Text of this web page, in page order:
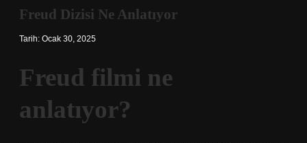
Freud Dizisi Ne Anlatıyor
Tarih: Ocak 30, 2025
Freud filmi ne
anlatıyor?